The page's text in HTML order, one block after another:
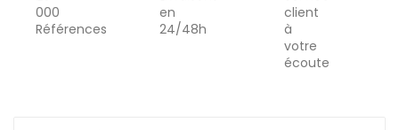
000
Références
en
24/48h
client
à
votre
écoute